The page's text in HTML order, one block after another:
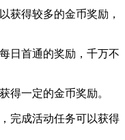
获得较多的金币奖励，
日首通的奖励，千万不
得一定的金币奖励。
完成活动任务可以获得